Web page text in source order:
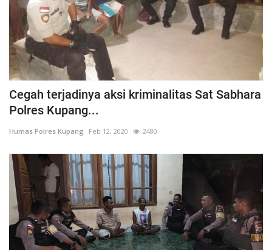
Cegah terjadinya aksi kriminalitas Sat Sabhara
Polres Kupang...
Humas Polres Kupang Feb 12, 2020 2480